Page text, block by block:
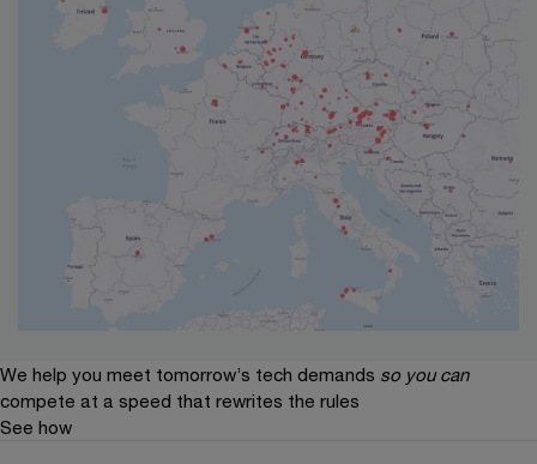
We help you meet tomorrow’s tech demands so you can
compete at a speed that rewrites the rules
See how